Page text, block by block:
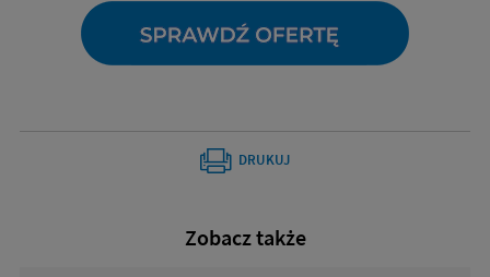
DRUKUJ
Zobacz także